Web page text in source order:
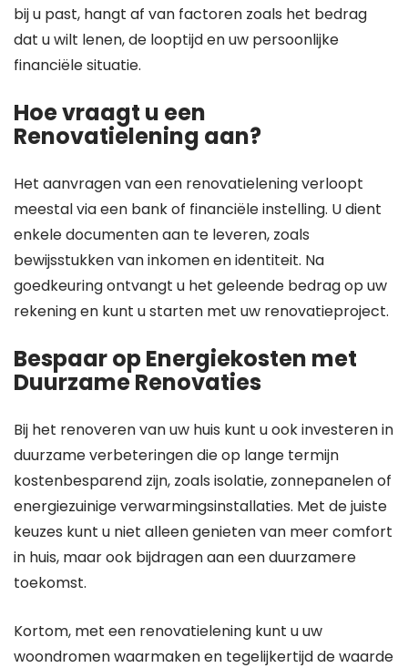
bij u past, hangt af van factoren zoals het bedrag
dat u wilt lenen, de looptijd en uw persoonlijke
financiële situatie.
Hoe vraagt u een
Renovatielening aan?
Het aanvragen van een renovatielening verloopt
meestal via een bank of financiële instelling. U dient
enkele documenten aan te leveren, zoals
bewijsstukken van inkomen en identiteit. Na
goedkeuring ontvangt u het geleende bedrag op uw
rekening en kunt u starten met uw renovatieproject.
Bespaar op Energiekosten met
Duurzame Renovaties
Bij het renoveren van uw huis kunt u ook investeren in
duurzame verbeteringen die op lange termijn
kostenbesparend zijn, zoals isolatie, zonnepanelen of
energiezuinige verwarmingsinstallaties. Met de juiste
keuzes kunt u niet alleen genieten van meer comfort
in huis, maar ook bijdragen aan een duurzamere
toekomst.
Kortom, met een renovatielening kunt u uw
woondromen waarmaken en tegelijkertijd de waarde